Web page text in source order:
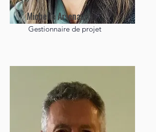
Michelle Arsenault
Gestionnaire de projet